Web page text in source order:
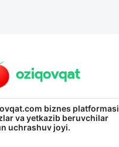
biznes platformasi
va yetkazib beruvchilar
uchrashuv joyi.